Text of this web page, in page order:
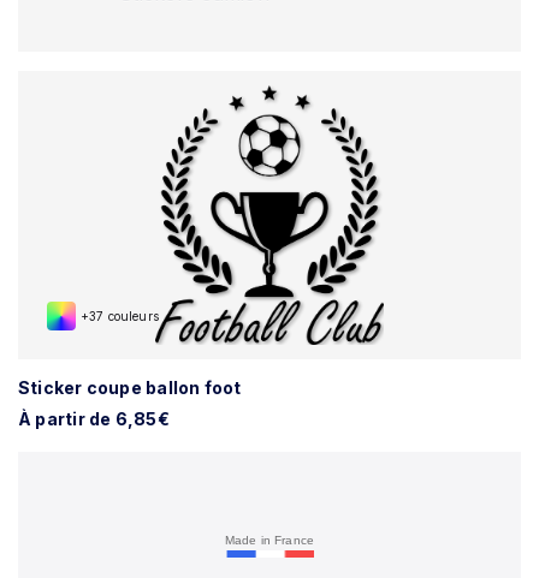
+37 couleurs
Sticker coupe ballon foot
À partir de 6,85€
Made in France